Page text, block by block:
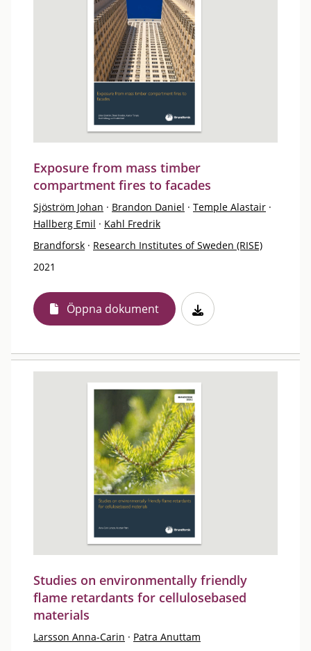
Exposure from mass timber
compartment fires to facades
Sjöström Johan · Brandon Daniel · Temple Alastair ·
Hallberg Emil · Kahl Fredrik
Brandforsk · Research Institutes of Sweden (RISE)
2021
Öppna dokument
Studies on environmentally friendly
flame retardants for cellulosebased
materials
Larsson Anna-Carin · Patra Anuttam